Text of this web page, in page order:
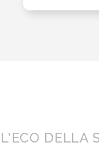
L’ECO DELLA